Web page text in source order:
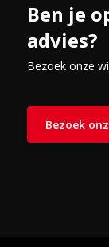
Ben je
advies?
Bezoek onze
Bezoek